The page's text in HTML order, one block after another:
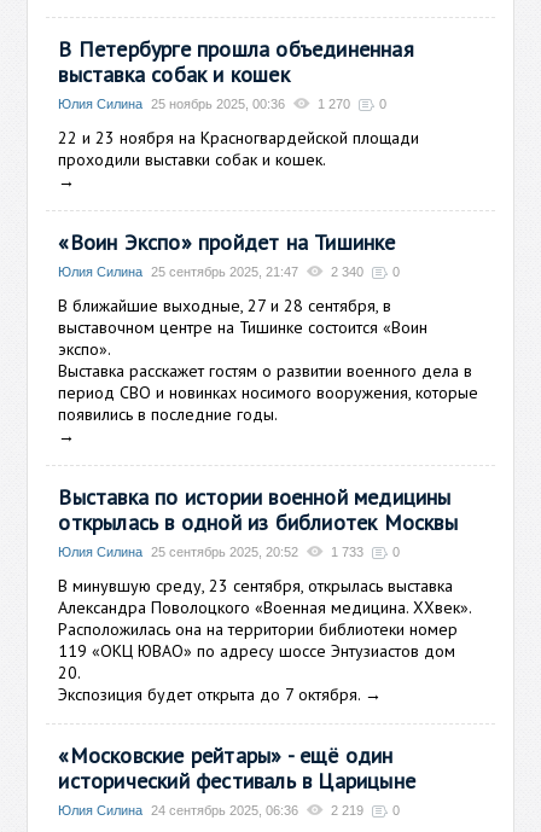
В Петербурге прошла объединенная
выставка собак и кошек
Юлия Силина 25 ноябрь 2025, 00:36 1 270 0
22 и 23 ноября на Красногвардейской площади
проходили выставки собак и кошек.
→
«Воин Экспо» пройдет на Тишинке
Юлия Силина 25 сентябрь 2025, 21:47 2 340 0
В ближайшие выходные, 27 и 28 сентября, в
выставочном центре на Тишинке состоится «Воин
экспо».
Выставка расскажет гостям о развитии военного дела в
период СВО и новинках носимого вооружения, которые
появились в последние годы.
→
Выставка по истории военной медицины
открылась в одной из библиотек Москвы
Юлия Силина 25 сентябрь 2025, 20:52 1 733 0
В минувшую среду, 23 сентября, открылась выставка
Александра Поволоцкого «Военная медицина. XXвек».
Расположилась она на территории библиотеки номер
119 «ОКЦ ЮВАО» по адресу шоссе Энтузиастов дом
20.
Экспозиция будет открыта до 7 октября. →
«Московские рейтары» - ещё один
исторический фестиваль в Царицыне
Юлия Силина 24 сентябрь 2025, 06:36 2 219 0